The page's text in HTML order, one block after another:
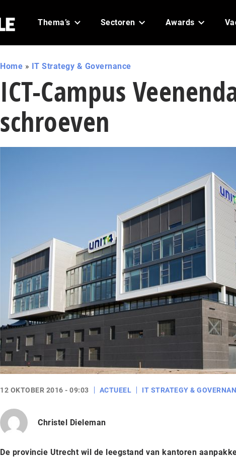
Thema’s Sectoren Awards
Home » IT Strategy & Governance
ICT-Campus
schroeven
12 OKTOBER 2016 - 09:03 ACTUEEL IT STRATEGY &
Christel Dieleman
De provincie Utrecht wil de leegstand van kantoren